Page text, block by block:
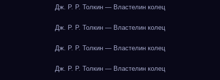
Дж. Р. Р. Толкин — Властелин колец
Дж. Р. Р. Толкин — Властелин колец
Дж. Р. Р. Толкин — Властелин колец
Дж. Р. Р. Толкин — Властелин колец